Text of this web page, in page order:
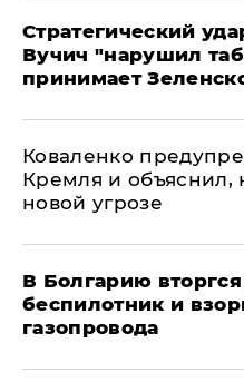
Стратегический
Вучич "нарушил
принимает
Коваленко
Кремля и объяснил,
новой угрозе
В Болгарию
беспилотник и
газопровода